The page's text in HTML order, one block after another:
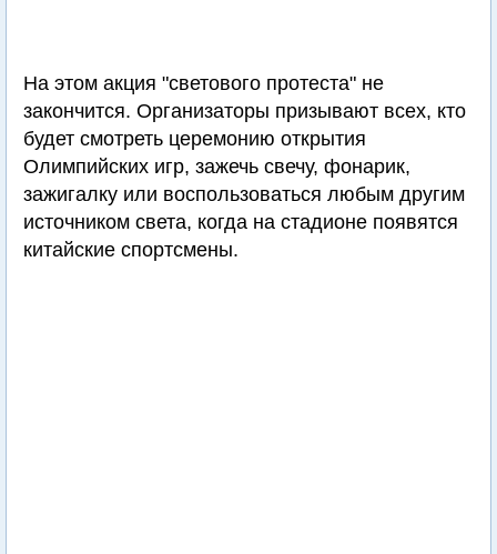
На этом акция "светового протеста" не
закончится. Организаторы призывают всех, кто
будет смотреть церемонию открытия
Олимпийских игр, зажечь свечу, фонарик,
зажигалку или воспользоваться любым другим
источником света, когда на стадионе появятся
китайские спортсмены.